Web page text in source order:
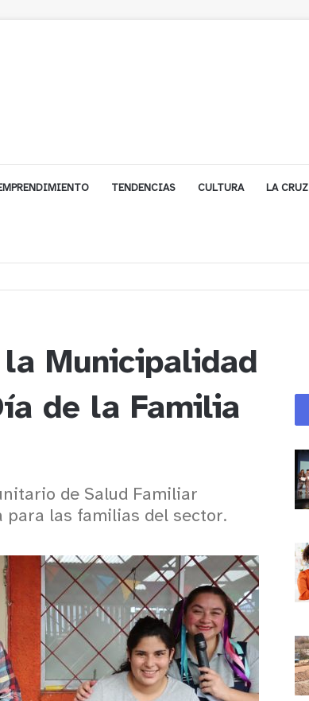
TENDENCIAS CULTURA LA CRUZ
Cinco claves para decidir en medio del alto desempleo
la Municipalidad
de la Familia
de Salud Familiar
para las familias del sector.